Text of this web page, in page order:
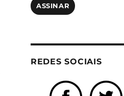
mail
ASSINAR
REDES SOCIAIS